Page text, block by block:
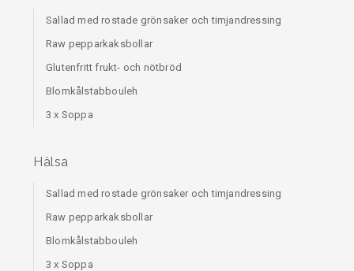
Sallad med rostade grönsaker och timjandressing
Raw pepparkaksbollar
Glutenfritt frukt- och nötbröd
Blomkålstabbouleh
3 x Soppa
Hälsa
Sallad med rostade grönsaker och timjandressing
Raw pepparkaksbollar
Blomkålstabbouleh
3 x Soppa